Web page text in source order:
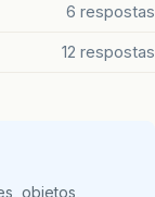
6 respostas
12 respostas
objetos,